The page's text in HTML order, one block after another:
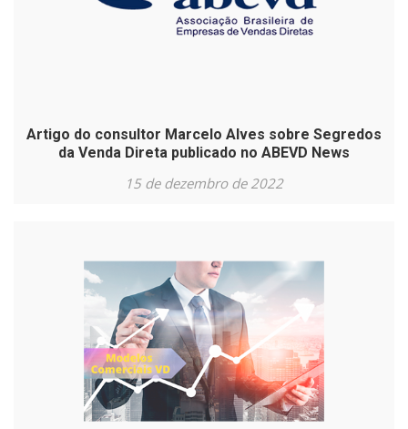
Artigo do consultor Marcelo Alves sobre Segredos
da Venda Direta publicado no ABEVD News
15 de dezembro de 2022